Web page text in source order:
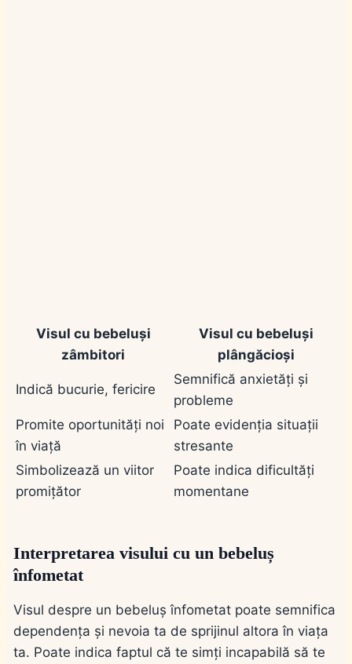
Visul cu bebeluși
zâmbitori
Visul cu bebeluși
plângăcioși
Indică bucurie, fericire
Semnifică anxietăți și
probleme
Promite oportunități noi
în viață
Poate evidenția situații
stresante
Simbolizează un viitor
promițător
Poate indica dificultăți
momentane
Interpretarea visului cu un bebeluș
înfometat
Visul despre un bebeluș înfometat poate semnifica
dependența și nevoia ta de sprijinul altora în viața
ta. Poate indica faptul că te simți incapabilă să te